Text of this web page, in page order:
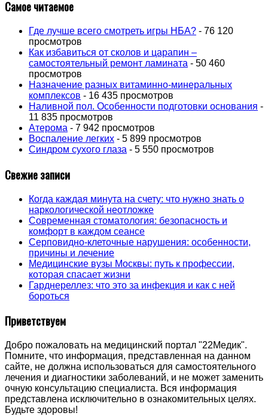
Самое читаемое
Где лучше всего смотреть игры НБА? - 76 120
просмотров
Как избавиться от сколов и царапин –
самостоятельный ремонт ламината - 50 460
просмотров
Назначение разных витаминно-минеральных
комплексов - 16 435 просмотров
Наливной пол. Особенности подготовки основания -
11 835 просмотров
Атерома - 7 942 просмотров
Воспаление легких - 5 899 просмотров
Синдром сухого глаза - 5 550 просмотров
Свежие записи
Когда каждая минута на счету: что нужно знать о
наркологической неотложке
Современная стоматология: безопасность и
комфорт в каждом сеансе
Серповидно-клеточные нарушения: особенности,
причины и лечение
Медицинские вузы Москвы: путь к профессии,
которая спасает жизни
Гарднереллез: что это за инфекция и как с ней
бороться
Приветствуем
Добро пожаловать на медицинский портал "22Медик".
Помните, что информация, представленная на данном
сайте, не должна использоваться для самостоятельного
лечения и диагностики заболеваний, и не может заменить
очную консультацию специалиста. Вся информация
представлена исключительно в ознакомительных целях.
Будьте здоровы!